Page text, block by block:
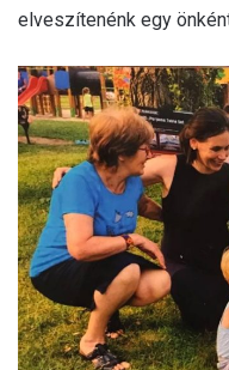
elveszítenénk egy